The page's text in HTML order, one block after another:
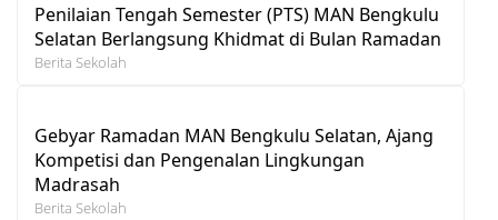
Penilaian Tengah Semester (PTS) MAN Bengkulu
Selatan Berlangsung Khidmat di Bulan Ramadan
Berita Sekolah
Gebyar Ramadan MAN Bengkulu Selatan, Ajang
Kompetisi dan Pengenalan Lingkungan
Madrasah
Berita Sekolah